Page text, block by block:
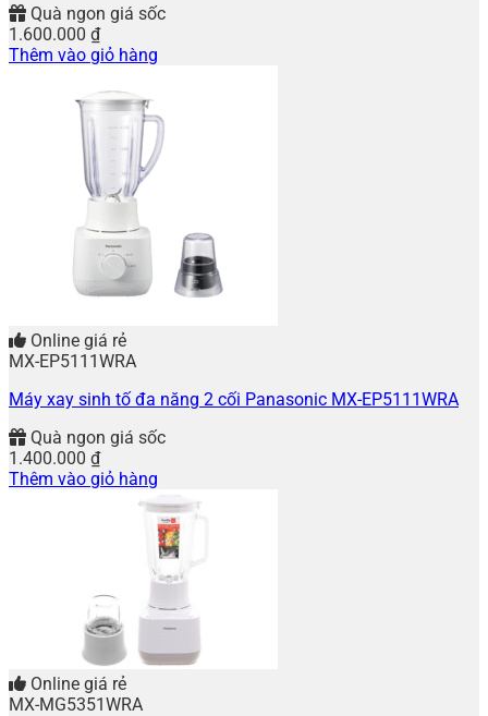
Quà ngon giá sốc
1.600.000 ₫
Thêm vào giỏ hàng
Online giá rẻ
MX-EP5111WRA
Máy xay sinh tố đa năng 2 cối Panasonic MX-EP5111WRA
Quà ngon giá sốc
1.400.000 ₫
Thêm vào giỏ hàng
Online giá rẻ
MX-MG5351WRA